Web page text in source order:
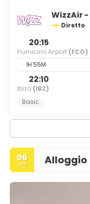
WizzAir -
Diretto
20:15
Fiumicino Airport (FCO)
1H 55M
22:10
Ibiza (IBZ)
Basic
06
set Alloggio